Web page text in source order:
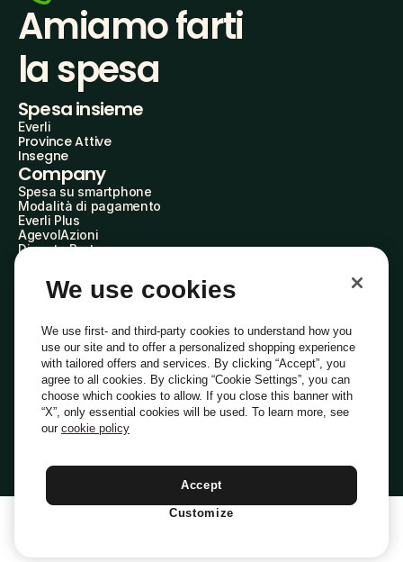
Amiamo farti
la spesa
Spesa insieme
Everli
Province Attive
Insegne
Company
Spesa su smartphone
Modalità di pagamento
Everli Plus
AgevolAzioni
Diventa Partner
Everli Shoppers
About Us
Everli News
Domande frequenti
Lavora con noi
Diventa Shopper
Investitori
PrivacyCookiePreferenze Cookie
Termini e CondizioniCodice Etico
Indirizzo PEC: everli@pec.it - indirizzo DPO: dpo@everli.com
Italiano
We use cookies
We use first- and third-party cookies to understand how you
use our site and to offer a personalized shopping experience
with tailored offers and services. By clicking “Accept”, you
agree to all cookies. By clicking “Cookie Settings”, you can
choose which cookies to allow. If you close this banner with
“X”, only essential cookies will be used. To learn more, see
our cookie policy
Accept
Customize